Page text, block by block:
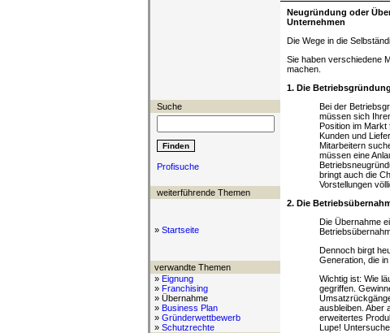
Suche
Profisuche
weiterführende Themen
» Startseite
verwandte Themen
» Eignung
» Franchising
» Übernahme
» Business Plan
» Gründerwettbewerb
» Schutzrechte
Neugründung oder
Unternehmen
Die Wege in die
Sie haben verschiedene
machen.
1. Die Betriebsgründung
Bei der
müssen sich
Position im Markt
Kunden und
Mitarbeitern
müssen eine
bringt auch die
Vorstellungen
2. Die
Die Übernahme
Dennoch birgt
Generation, die
Wichtig ist: Wie
gegriffen.
ausbleiben. Aber
erweitertes
Lupe!